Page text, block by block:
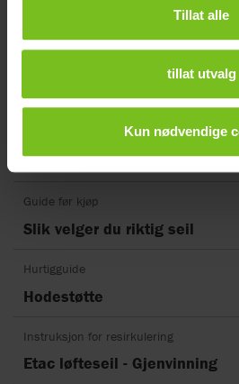
Tillat alle
tillat utvalg
Kun nødvendige
Dokument type
Tøm filter
Molift EvoSling HighBack
Guide før kjøp
Slik velger du riktig seil
Hurtigguide
Hodestøtte
Instruksjon for resirkulering
Etac løfteseil - Gjenvinning